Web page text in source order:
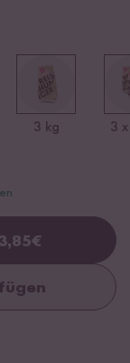
3 kg 3
€